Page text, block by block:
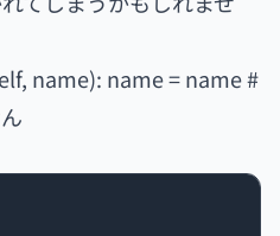
name): name = name #